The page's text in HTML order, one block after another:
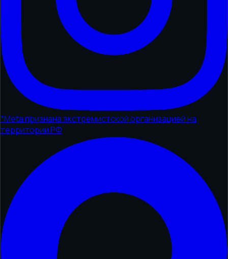
*Meta признана экстремистской организацией на
территории РФ